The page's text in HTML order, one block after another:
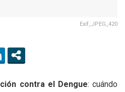
Exif_JPEG_420
contra el Dengue: cuándo